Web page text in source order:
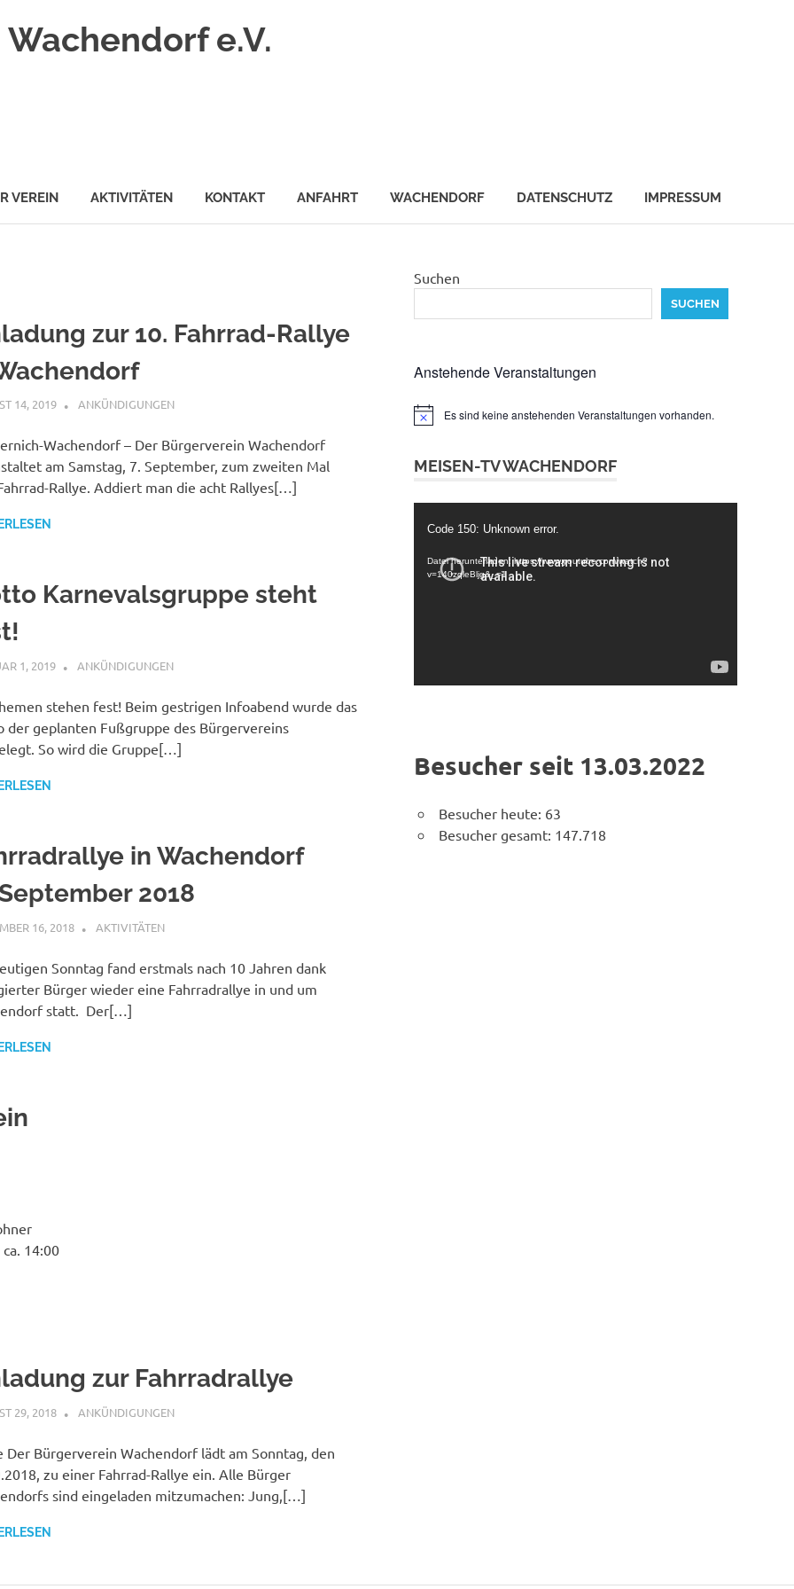
e.V.
VEREIN AKTIVITÄTEN KONTAKT ANFAHRT WACHENDORF DATENSCHUTZ IMPRESSUM
zur 10. Fahrrad-Rallye
14, 2019 BUERGERVEREIN WACHENDORF E.V.
ANKÜNDIGUNGEN
Wachendorf – Der Bürgerverein Wachendorf
am Samstag, 7. September, zum zweiten Mal
Rallye. Addiert man die acht Rallyes[…]
Karnevalsgruppe steht
1, 2019 BUERGERVEREIN WACHENDORF E.V.
ANKÜNDIGUNGEN
stehen fest! Beim gestrigen Infoabend wurde das
der geplanten Fußgruppe des Bürgervereins
So wird die Gruppe[…]
in Wachendorf
2018
16, 2018 BUERGERVEREIN WACHENDORF E.V.
AKTIVITÄTEN
Sonntag fand erstmals nach 10 Jahren dank
Bürger wieder eine Fahrradrallye in und um
statt. Der[…]
14:00
zur Fahrradrallye
29, 2018 BUERGERVEREIN WACHENDORF E.V.
ANKÜNDIGUNGEN
Der Bürgerverein Wachendorf lädt am Sonntag, den
zu einer Fahrrad-Rallye ein. Alle Bürger
sind eingeladen mitzumachen: Jung,[…]
Suchen
SUCHEN
Anstehende Veranstaltungen
HinweisEs sind keine anstehenden Veranstaltungen vorhanden.
MEISEN-TV WACHENDORF
Player
Code 150: Unknown error.
Datei herunterladen: https://www.youtube.com/watch?
v=140zqleBljg&_=1
Besucher seit 13.03.2022
Besucher heute: 63
Besucher gesamt: 147.718